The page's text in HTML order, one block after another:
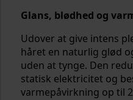
Glans, blødhed og
Udover at give intens
håret en naturlig glød
uden at tynge. Den
statisk elektricitet og
varmepåvirkning op til